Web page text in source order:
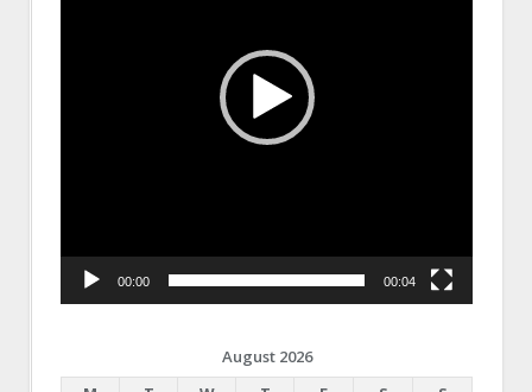
00:00 00:04
August 2026